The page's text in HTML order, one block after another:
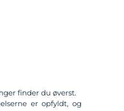
finder du øverst.
er opfyldt, og